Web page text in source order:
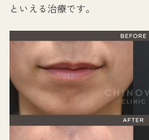
といえる治療です。